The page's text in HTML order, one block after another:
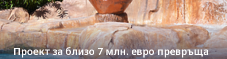
Проект за близо 7 млн. евро превръща